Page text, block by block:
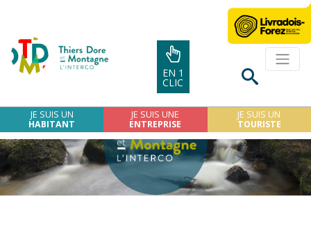
EN 1
CLIC
JE SUIS UN
HABITANT
JE SUIS UNE
ENTREPRISE
JE SUIS UN
TOURISTE